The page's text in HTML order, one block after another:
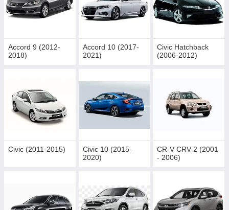
Accord 9 (2012-
2018)
Accord 10 (2017-
2021)
Civic Hatchback
(2006-2012)
Civic (2011-2015)
Civic 10 (2015-
2020)
CR-V CRV 2 (2001
- 2006)